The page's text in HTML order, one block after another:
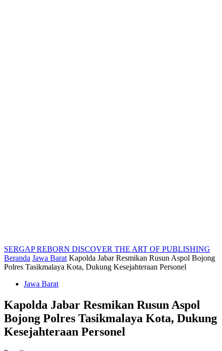
SERGAP REBORN DISCOVER THE ART OF PUBLISHING
Beranda Jawa Barat Kapolda Jabar Resmikan Rusun Aspol Bojong
Polres Tasikmalaya Kota, Dukung Kesejahteraan Personel
Jawa Barat
Kapolda Jabar Resmikan Rusun Aspol
Bojong Polres Tasikmalaya Kota, Dukung
Kesejahteraan Personel